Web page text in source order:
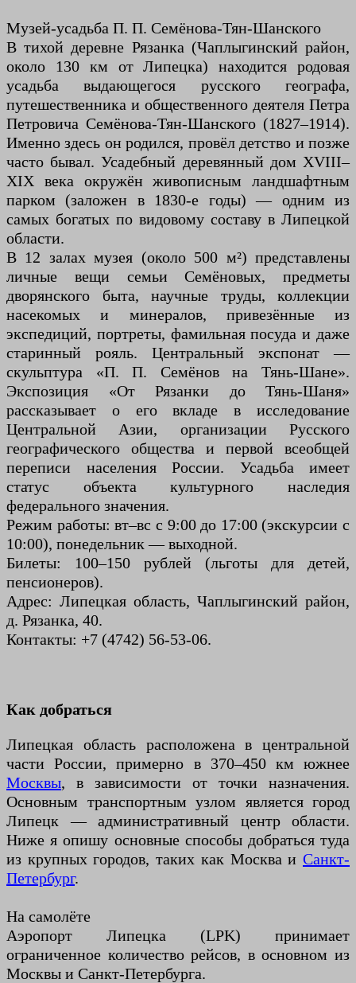
Музей-усадьба П. П. Семёнова-Тян-Шанского
В тихой деревне Рязанка (Чаплыгинский район,
около 130 км от Липецка) находится родовая
усадьба выдающегося русского географа,
путешественника и общественного деятеля Петра
Петровича Семёнова-Тян-Шанского (1827–1914).
Именно здесь он родился, провёл детство и позже
часто бывал. Усадебный деревянный дом XVIII–
XIX века окружён живописным ландшафтным
парком (заложен в 1830-е годы) — одним из
самых богатых по видовому составу в Липецкой
области.
В 12 залах музея (около 500 м²) представлены
личные вещи семьи Семёновых, предметы
дворянского быта, научные труды, коллекции
насекомых и минералов, привезённые из
экспедиций, портреты, фамильная посуда и даже
старинный рояль. Центральный экспонат —
скульптура «П. П. Семёнов на Тянь-Шане».
Экспозиция «От Рязанки до Тянь-Шаня»
рассказывает о его вкладе в исследование
Центральной Азии, организации Русского
географического общества и первой всеобщей
переписи населения России. Усадьба имеет
статус объекта культурного наследия
федерального значения.
Режим работы: вт–вс с 9:00 до 17:00 (экскурсии с
10:00), понедельник — выходной.
Билеты: 100–150 рублей (льготы для детей,
пенсионеров).
Адрес: Липецкая область, Чаплыгинский район,
д. Рязанка, 40.
Контакты: +7 (4742) 56-53-06.
Как добраться
Липецкая область расположена в центральной
части России, примерно в 370–450 км южнее
Москвы, в зависимости от точки назначения.
Основным транспортным узлом является город
Липецк — административный центр области.
Ниже я опишу основные способы добраться туда
из крупных городов, таких как Москва и Санкт-
Петербург.
На самолёте
Аэропорт Липецка (LPK) принимает
ограниченное количество рейсов, в основном из
Москвы и Санкт-Петербурга.